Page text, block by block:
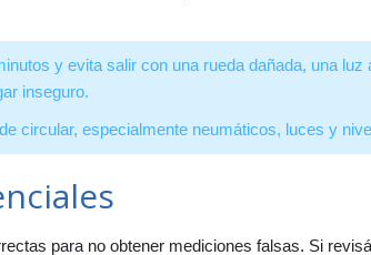
y evita salir con una rueda dañada, una luz
inseguro.
circular, especialmente neumáticos, luces y
para no obtener mediciones falsas. Si